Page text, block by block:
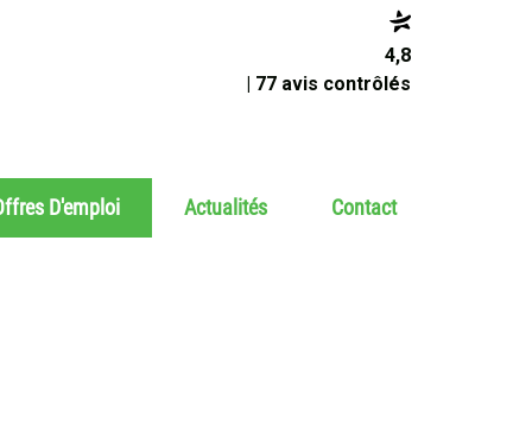
4,8
| 77 avis contrôlés
D'emploi Actualités Contact